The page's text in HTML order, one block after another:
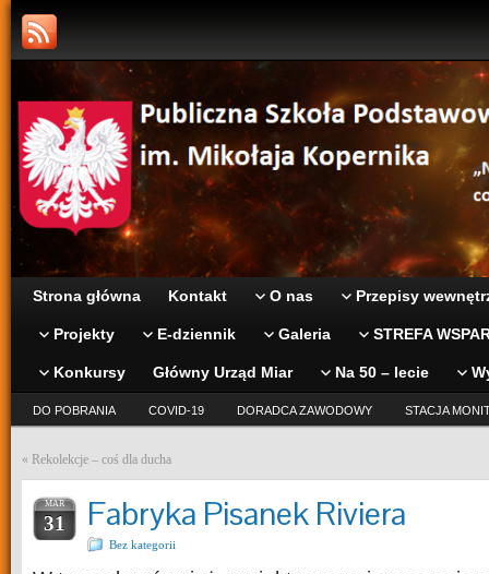
Strona główna Kontakt O nas Przepisy
Projekty E-dziennik Galeria STREFA
Konkursy Główny Urząd Miar Na 50 – lecie
DO POBRANIA COVID-19 DORADCA ZAWODOWY STACJA
« Rekolekcje – coś dla ducha
MAR
31 Fabryka Pisanek Riviera
Bez kategorii